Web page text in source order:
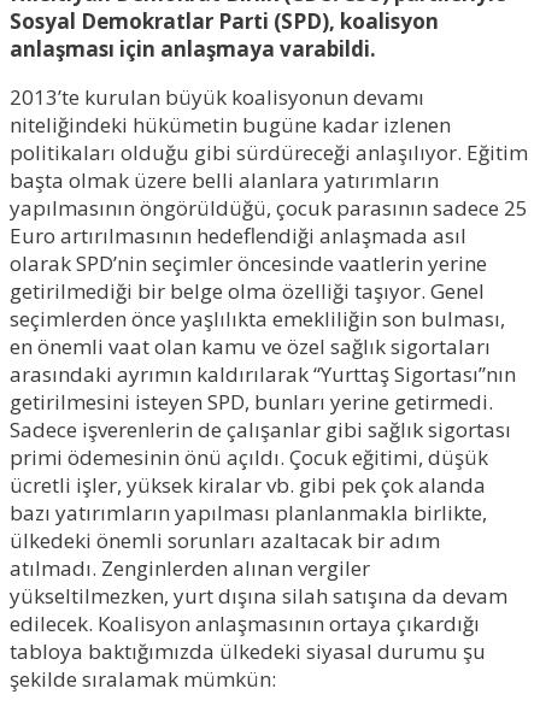
Sosyal Demokratlar Parti (SPD), koalisyon
anlaşması için anlaşmaya varabildi.
2013’te kurulan büyük koalisyonun devamı
niteliğindeki hükümetin bugüne kadar izlenen
politikaları olduğu gibi sürdüreceği anlaşılıyor. Eğitim
başta olmak üzere belli alanlara yatırımların
yapılmasının öngörüldüğü, çocuk parasının sadece 25
Euro artırılmasının hedeflendiği anlaşmada asıl
olarak SPD’nin seçimler öncesinde vaatlerin yerine
getirilmediği bir belge olma özelliği taşıyor. Genel
seçimlerden önce yaşlılıkta emekliliğin son bulması,
en önemli vaat olan kamu ve özel sağlık sigortaları
arasındaki ayrımın kaldırılarak “Yurttaş Sigortası”nın
getirilmesini isteyen SPD, bunları yerine getirmedi.
Sadece işverenlerin de çalışanlar gibi sağlık sigortası
primi ödemesinin önü açıldı. Çocuk eğitimi, düşük
ücretli işler, yüksek kiralar vb. gibi pek çok alanda
bazı yatırımların yapılması planlanmakla birlikte,
ülkedeki önemli sorunları azaltacak bir adım
atılmadı. Zenginlerden alınan vergiler
yükseltilmezken, yurt dışına silah satışına da devam
edilecek. Koalisyon anlaşmasının ortaya çıkardığı
tabloya baktığımızda ülkedeki siyasal durumu şu
şekilde sıralamak mümkün: